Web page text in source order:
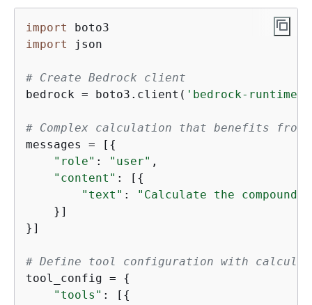
import
import
json
# Create Bedrock client
bedrock = boto3.client( 'bedrock-runtime'
# Complex calculation that benefits from
messages = [ {
"role" : "user" ,
"content" : [ {
"text" :
"Calculate the
    }]
}]
# Define tool configuration with
tool_config = {
"tools" : [ {